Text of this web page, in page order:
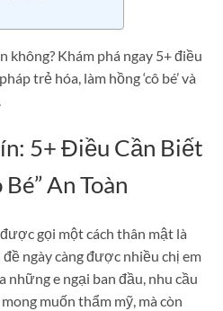
không? Khám phá ngay 5+ điều
trẻ hóa, làm hồng ‘cô bé’ và
5+ Điều Cần Biết
An Toàn
được gọi một cách thân mật là
đề ngày càng được nhiều chị em
e ngại ban đầu, nhu cầu
muốn thẩm mỹ, mà còn